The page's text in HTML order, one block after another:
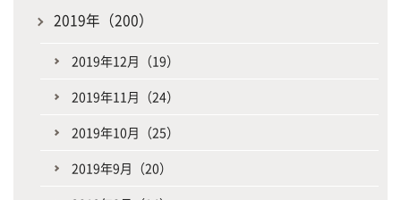
2019年（200）
2019年12月（19）
2019年11月（24）
2019年10月（25）
2019年9月（20）